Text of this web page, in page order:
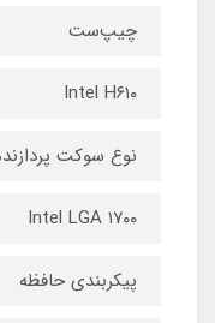
چیپ‌ست
Intel H۶۱۰
نوع سوکت
Intel LGA ۱۷۰۰
پیکربندی حافظه